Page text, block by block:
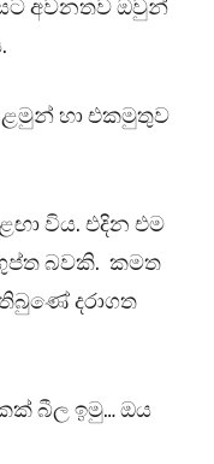
අවනතව ඔවුන්
හා එකමුතුව
විය. එදින එම
ගුප්ත බවකි. කමත
තිබුණේ දරාගත
බීල ඉමු… ඔය